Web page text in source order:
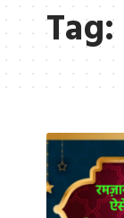
Tag: